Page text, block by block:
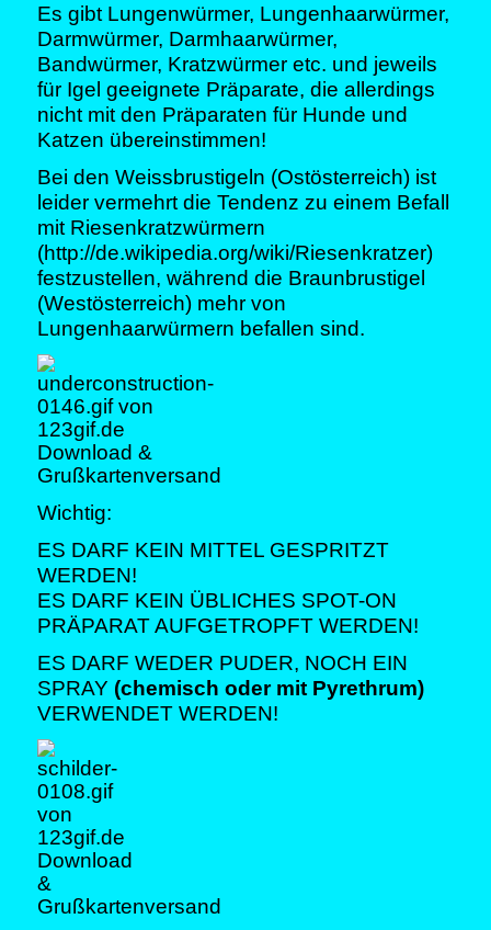
Es gibt Lungenwürmer, Lungenhaarwürmer,
Darmwürmer, Darmhaarwürmer,
Bandwürmer, Kratzwürmer etc. und jeweils
für Igel geeignete Präparate, die allerdings
nicht mit den Präparaten für Hunde und
Katzen übereinstimmen!
Bei den Weissbrustigeln (Ostösterreich) ist
leider vermehrt die Tendenz zu einem Befall
mit Riesenkratzwürmern
(http://de.wikipedia.org/wiki/Riesenkratzer)
festzustellen, während die Braunbrustigel
(Westösterreich) mehr von
Lungenhaarwürmern befallen sind.
Wichtig:
ES DARF KEIN MITTEL GESPRITZT
WERDEN!
ES DARF KEIN ÜBLICHES SPOT-ON
PRÄPARAT AUFGETROPFT WERDEN!
ES DARF WEDER PUDER, NOCH EIN
SPRAY (chemisch oder mit Pyrethrum)
VERWENDET WERDEN!